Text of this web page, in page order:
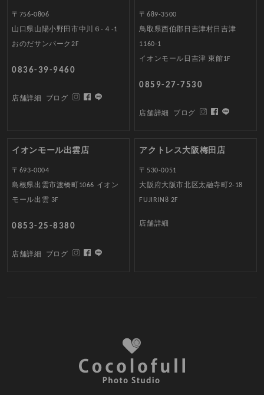
〒756-0806
山口県山陽小野田市中川６-４-1
おのだサンパーク2F
0836-39-9460
店舗詳細 ブログ
〒689-3500
鳥取県西伯郡日吉津村日吉津
1160-1
イオンモール日吉津 東館1F
0859-27-7530
店舗詳細 ブログ
イオンモール出雲店
〒693-0004
島根県出雲市渡橋町1066 イオン
モール出雲 3F
0853-25-8380
店舗詳細 ブログ
アクトレス大阪梅田店
〒530-0051
大阪府大阪市北区太融寺町2-18
FUJIRIN8 2F
店舗詳細